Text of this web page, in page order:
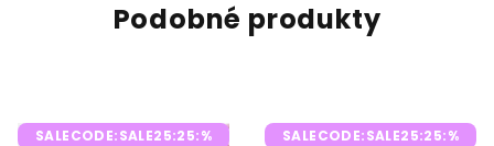
Podobné produkty
SALECODE:SALE25:25:% SALECODE:SALE25:25:%